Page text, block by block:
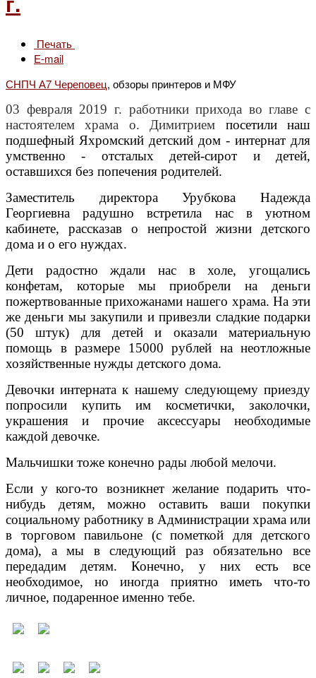
Печать
E-mail
СНПЧ А7 Череповец, обзоры принтеров и МФУ
03 февраля 2019 г. работники прихода во главе с
настоятелем храма о. Димитрием посетили наш
подшефный Яхромский детский дом - интернат для
умственно - отсталых детей-сирот и детей,
оставшихся без попечения родителей.
Заместитель директора Урубкова Надежда
Георгиевна радушно встретила нас в уютном
кабинете, рассказав о непростой жизни детского
дома и о его нуждах.
Дети радостно ждали нас в холе, угощались
конфетам, которые мы приобрели на деньги
пожертвованные прихожанами нашего храма. На эти
же деньги мы закупили и привезли сладкие подарки
(50 штук) для детей и оказали материальную
помощь в размере 15000 рублей на неотложные
хозяйственные нужды детского дома.
Девочки интерната к нашему следующему приезду
попросили купить им косметички, заколочки,
украшения и прочие аксессуары необходимые
каждой девочке.
Мальчишки тоже конечно рады любой мелочи.
Если у кого-то возникнет желание подарить что-
нибудь детям, можно оставить ваши покупки
социальному работнику в Администрации храма или
в торговом павильоне (с пометкой для детского
дома), а мы в следующий раз обязательно все
передадим детям. Конечно, у них есть все
необходимое, но иногда приятно иметь что-то
личное, подаренное именно тебе.